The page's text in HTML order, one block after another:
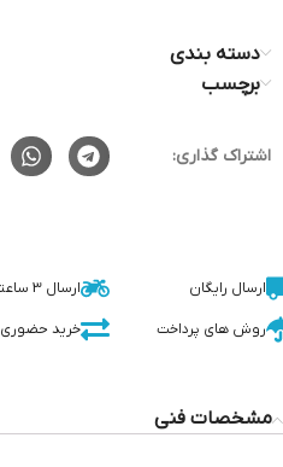
دسته بندی
برچسب
اشتراک گذاری:
ارسال رایگان ارسال 3 ساعته
روش های پرداخت خرید حضوری
مشخصات فنی